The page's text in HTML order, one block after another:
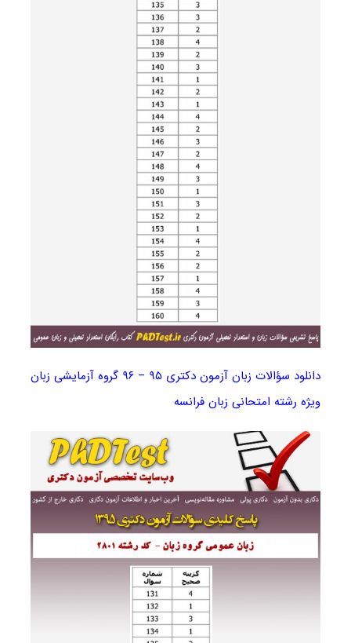
دانلود سؤالات زبان آزمون دکتری ۹۵ – ۹۶ گروه آزمایشی زبان
ویژه رشته امتحانی زبان فرانسه